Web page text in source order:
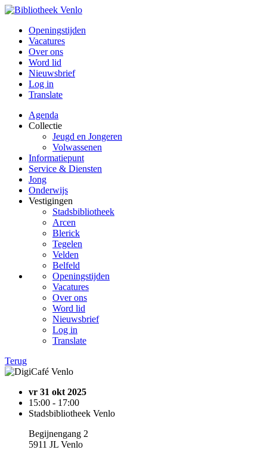
Openingstijden
Vacatures
Over ons
Word lid
Nieuwsbrief
Log in
Translate
Agenda
Collectie
Jeugd en Jongeren
Volwassenen
Informatiepunt
Service & Diensten
Jong
Onderwijs
Vestigingen
Stadsbibliotheek
Arcen
Blerick
Tegelen
Velden
Belfeld
Openingstijden
Vacatures
Over ons
Word lid
Nieuwsbrief
Log in
Translate
Terug
vr 31 okt 2025
15:00 - 17:00
Stadsbibliotheek Venlo
Begijnengang 2
5911 JL Venlo